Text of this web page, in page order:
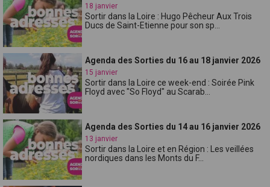
18 janvier
Sortir dans la Loire : Hugo Pêcheur Aux Trois
Ducs de Saint-Etienne pour son sp...
Agenda des Sorties du 16 au 18 janvier 2026
15 janvier
Sortir dans la Loire ce week-end : Soirée Pink
Floyd avec "So Floyd" au Scarab...
Agenda des Sorties du 14 au 16 janvier 2026
13 janvier
Sortir dans la Loire et en Région : Les veillées
nordiques dans les Monts du F...